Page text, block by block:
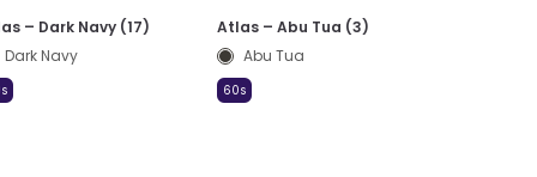
– Dark Navy (17)
Dark Navy
Atlas – Abu Tua (3)
Abu Tua
60s